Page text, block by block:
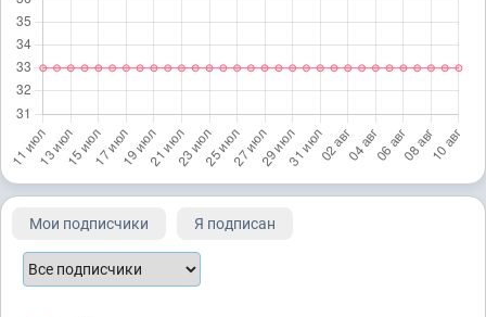
Мои подписчики Я подписан